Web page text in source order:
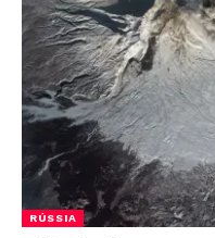
RÚSSIA